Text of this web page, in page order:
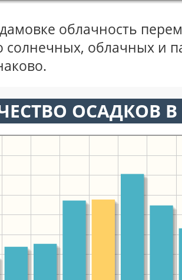
облачность
солнечных, облачных и
ОСАДКОВ